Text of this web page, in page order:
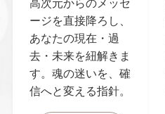
高次元からのメッセ
ージを直接降ろし、
あなたの現在・過
去・未来を紐解きま
す。魂の迷いを、確
信へと変える指針。